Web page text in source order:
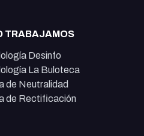
TRABAJAMOS
Desinfo
La Buloteca
de Neutralidad
de Rectificación